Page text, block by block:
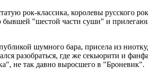
рок-классика, королевы русского
бывшей "шестой части суши" и
шумного бара, присела из
разобраться, где же секьюрити и
не так давно выросшего в "Броневик".